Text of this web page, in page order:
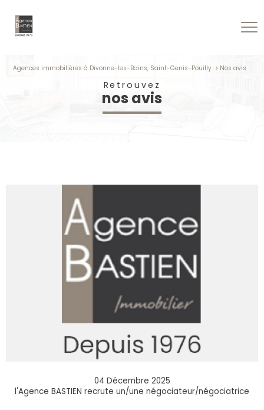
Agences immobilières à Divonne-les-Bains, Saint-Genis-Pouilly Nos avis
retrouvez
nos avis
04 Décembre 2025
l'Agence BASTIEN recrute un/une négociateur/négociatrice